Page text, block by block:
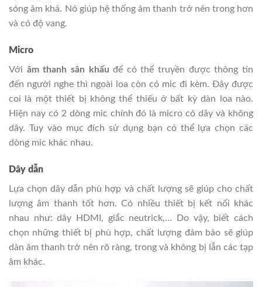
sóng âm khá. Nó giúp hệ thống âm thanh trở nên trong hơn
và có độ vang.
Micro
Với âm thanh sân khấu để có thể truyền được thông tin
đến người nghe thì ngoài loa còn có mic đi kèm. Đây được
coi là một thiết bị không thể thiếu ở bất kỳ dàn loa nào.
Hiện nay có 2 dòng mic chính đó là micro có dây và không
dây. Tuy vào mục đích sử dụng bạn có thể lựa chọn các
dòng mic khác nhau.
Dây dẫn
Lựa chọn dây dẫn phù hợp và chất lượng sẽ giúp cho chất
lượng âm thanh tốt hơn. Có nhiều thiết bị kết nối khác
nhau như: dây HDMI, giắc neutrick,… Do vậy, biết cách
chọn những thiết bị phù hợp, chất lượng đảm bảo sẽ giúp
dàn âm thanh trở nên rõ ràng, trong và không bị lẫn các tạp
âm khác.